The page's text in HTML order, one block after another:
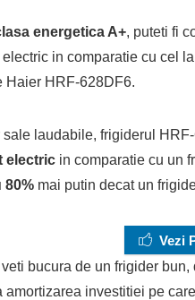
energetica A+, puteti fi
in comparatie cu cel
Haier HRF-628DF6.
sale laudabile, frigiderul
electric in comparatie cu un
80% mai putin decat un
Vezi
bucura de un frigider
amortizarea investitiei pe